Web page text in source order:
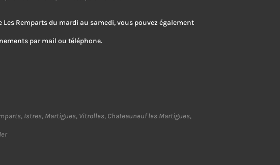
Remparts du mardi au samedi, vous pouvez également
par mail ou téléphone.
Istres, Martigues, Vitrolles, Chateauneuf les Martigues,